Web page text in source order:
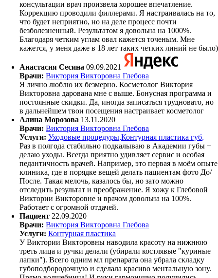
консультации врач произвела хорошее впечатление.
Коррекцию проводили филлерами. Я настраивалась на то,
что будет неприятно, но на деле процесс почти
безболезненный. Результатом я довольна на 1000%.
Благодаря четким углам овал кажется точеным. Мне
кажется, у меня даже в 18 лет таких четких линий не было)
Анастасия Сесина 09.09.2021
Врачи: Виктория Викторовна Глебова
Я лично люблю их безмерно. Косметолог Виктория
Викторовна дарована мне с выше. Бонусная программа и
постоянные скидки. Да, иногда записаться трудновато, но
в дальнейшем твои посещения настраивает косметолог
Алина Морозова 13.11.2020
Врачи: Виктория Викторовна Глебова
Услуги: Уходовые процедуры,Контурная пластика губ,
Раз в полгода стабильно подкалываю в Академии губы +
делаю уходы. Всегда приятно удивляет сервис и особая
педантичность врачей. Например, это первая в моём опыте
клиника, где в порядке вещей делать пациентам фото До/
После. Такая мелочь, казалось бы, но зато можно
отследить результат и преображение. Я хожу к Глебовой
Виктории Викторовне и врачом довольна на 100%.
Работает с огромной отдачей.
Пациент 22.09.2020
Врачи: Виктория Викторовна Глебова
Услуги: Контурная пластика
У Виктории Викторовны наводила красоту на нижнюю
треть лица и ручки делали (убирали костлявые "куриные
лапки"). Всего одним мл препарата она убрала складку
губоподбородочную и сделала красиво ментальную зону.